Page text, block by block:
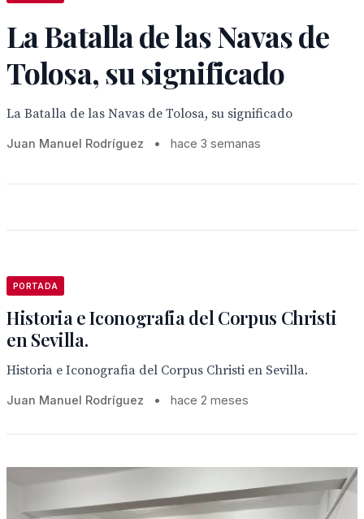
La Batalla de las Navas de
Tolosa, su significado
La Batalla de las Navas de Tolosa, su significado
Juan Manuel Rodríguez • hace 3 semanas
PORTADA
Historia e Iconografia del Corpus Christi
en Sevilla.
Historia e Iconografia del Corpus Christi en Sevilla.
Juan Manuel Rodríguez • hace 2 meses